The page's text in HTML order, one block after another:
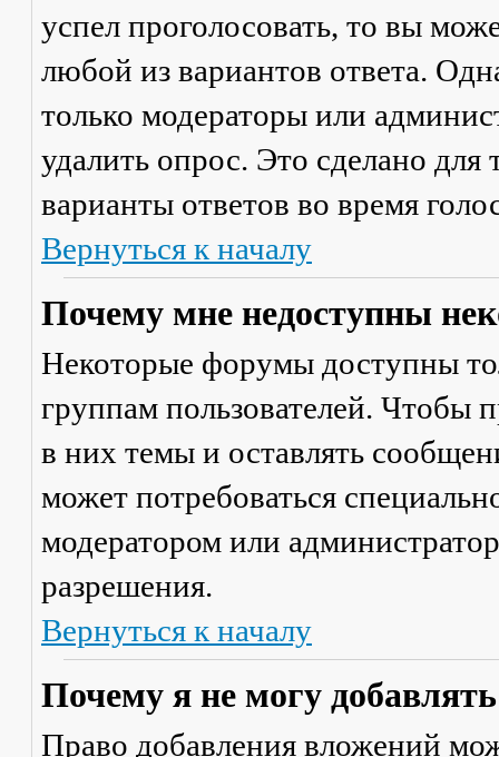
успел проголосовать, то вы
любой из вариантов ответа.
только модераторы или
удалить опрос. Это сделано для
варианты ответов во время
Вернуться к началу
Почему мне недоступны
Некоторые форумы доступны
группам пользователей. Чтобы
в них темы и оставлять
может потребоваться
модератором или
разрешения.
Вернуться к началу
Почему я не могу
Право добавления вложений